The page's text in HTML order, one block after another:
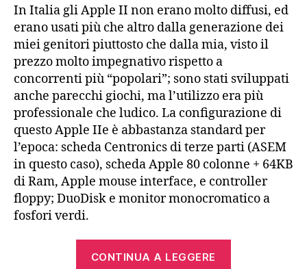
In Italia gli Apple II non erano molto diffusi, ed
erano usati più che altro dalla generazione dei
miei genitori piuttosto che dalla mia, visto il
prezzo molto impegnativo rispetto a
concorrenti più “popolari”; sono stati sviluppati
anche parecchi giochi, ma l’utilizzo era più
professionale che ludico. La configurazione di
questo Apple IIe è abbastanza standard per
l’epoca: scheda Centronics di terze parti (ASEM
in questo caso), scheda Apple 80 colonne + 64KB
di Ram, Apple mouse interface, e controller
floppy; DuoDisk e monitor monocromatico a
fosfori verdi.
CONTINUA A LEGGERE